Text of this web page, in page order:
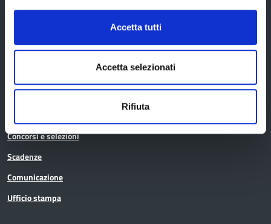
Accetta tutti
Accetta selezionati
Rifiuta
La Provincia informa
Amministrazione trasparente
Avvisi pubblici
Concorsi e selezioni
Scadenze
Comunicazione
Ufficio stampa